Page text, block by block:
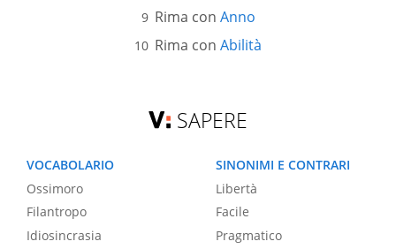
Rima con Anno
Rima con Abilità
SAPERE
VOCABOLARIO
Ossimoro
Filantropo
Idiosincrasia
SINONIMI E CONTRARI
Libertà
Facile
Pragmatico